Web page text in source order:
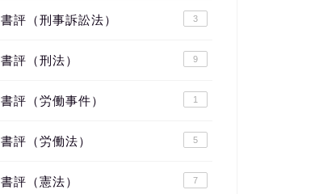
書評（刑事訴訟法） 3
書評（刑法） 9
書評（労働事件） 1
書評（労働法） 5
書評（憲法） 7